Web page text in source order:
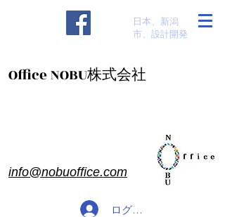
​日本、新潟
市、設計開発
​Office NOBU株式会社
​info@nobuoffice.com
ログイン